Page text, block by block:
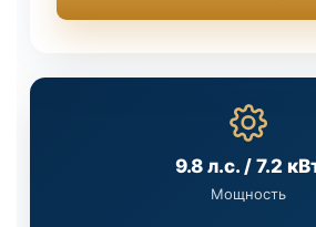
9.8 л.с. / 7.2
Мощность